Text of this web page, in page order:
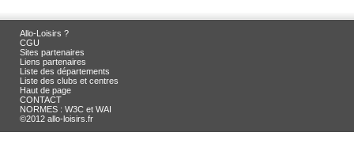
Allo-Loisirs ?
CGU
Sites partenaires
Liens partenaires
Liste des départements
Liste des clubs et centres
Haut de page
CONTACT
NORMES : W3C et WAI
©2012 allo-loisirs.fr